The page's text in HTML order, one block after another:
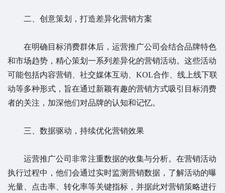
二、创意策划，打造差异化营销方案
在明确目标消费群体后，运营推广公司会结合品牌特色
和市场趋势，精心策划一系列差异化的营销活动。这些活动
可能包括内容营销、社交媒体互动、KOL合作、线上线下联
动等多种形式，旨在通过新颖有趣的营销方式吸引目标消费
者的关注，加深他们对品牌的认知和记忆。
三、数据驱动，持续优化营销效果
运营推广公司非常注重数据的收集与分析。在营销活动
执行过程中，他们会通过实时监测营销数据，了解活动的曝
光量、点击率、转化率等关键指标，并据此对营销策略进行